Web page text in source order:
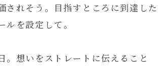
れそう。目指すところに到達した
を設定して。
想いをストレートに伝えること